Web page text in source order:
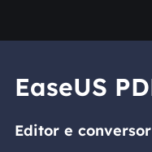
EaseUS
Editor e